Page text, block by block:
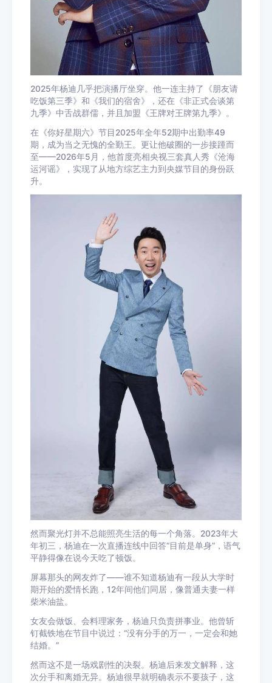
2025年杨迪几乎把演播厅坐穿。他一连主持了《朋友请
吃饭第三季》和《我们的宿舍》，还在《非正式会谈第
九季》中舌战群儒，并且加盟《王牌对王牌第九季》。
在《你好星期六》节目2025年全年52期中出勤率49
期，成为当之无愧的全勤王。更让他破圈的一步接踵而
至——2026年5月，他首度亮相央视三套真人秀《沧海
运河谣》，实现了从地方综艺主力到央媒节目的身份跃
升。
然而聚光灯并不总能照亮生活的每一个角落。2023年大
年初三，杨迪在一次直播连线中回答“目前是单身”，语气
平静得像在说今天吃了顿饭。
屏幕那头的网友炸了——谁不知道杨迪有一段从大学时
期开始的爱情长跑，12年间他们同居，像普通夫妻一样
柴米油盐。
女友会做饭、会料理家务，杨迪只负责拼事业。他曾斩
钉截铁地在节目中说过：“没有分手的万一，一定会和她
结婚。”
然而这不是一场戏剧性的决裂。杨迪后来发文解释，这
次分手和离婚无异。杨迪很早就明确表示不要孩子，这